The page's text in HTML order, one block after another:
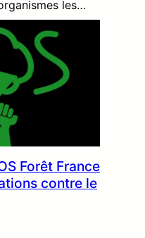
les…
Forêt France
contre le